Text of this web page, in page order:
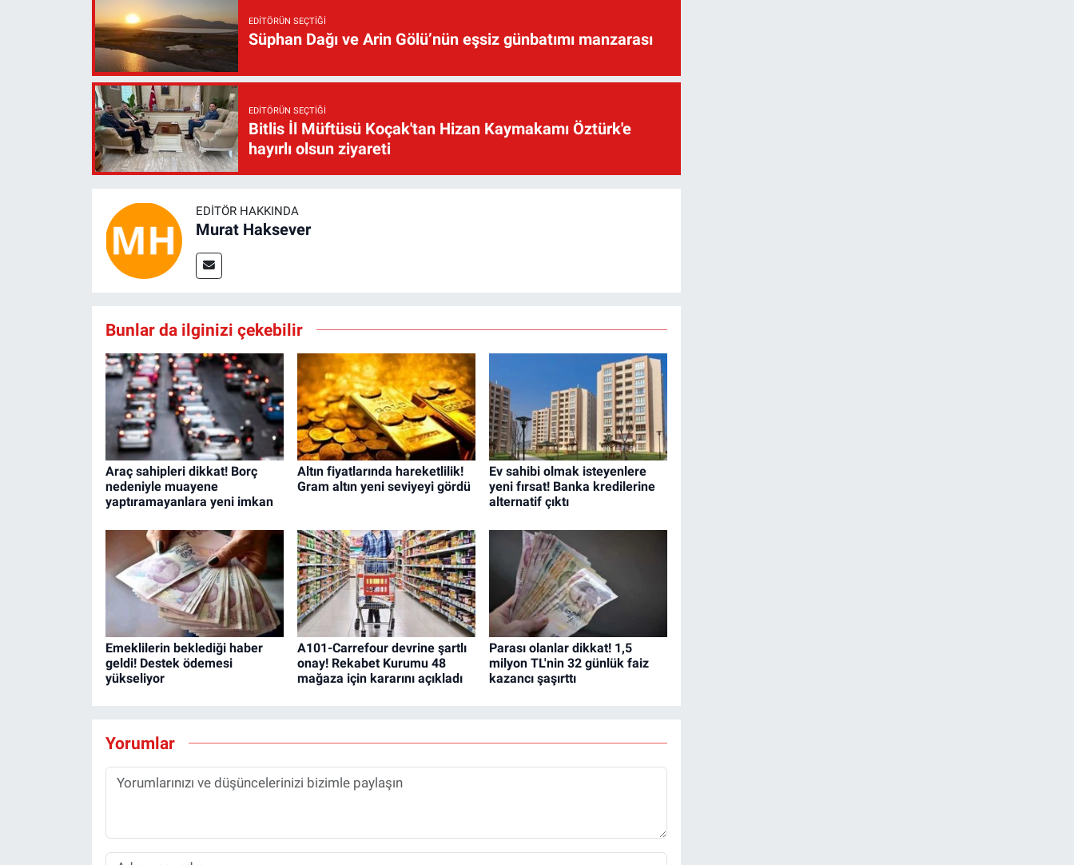
EDITÖRÜN SEÇTIĞI
Süphan Dağı ve Arin Gölü’nün eşsiz günbatımı manzarası
EDITÖRÜN SEÇTIĞI
Bitlis İl Müftüsü Koçak'tan Hizan Kaymakamı Öztürk'e
hayırlı olsun ziyareti
EDITÖR HAKKINDA
Murat Haksever
Bunlar da ilginizi çekebilir
Araç sahipleri dikkat! Borç
nedeniyle muayene
yaptıramayanlara yeni imkan
Altın fiyatlarında hareketlilik!
Gram altın yeni seviyeyi gördü
Ev sahibi olmak isteyenlere
yeni fırsat! Banka kredilerine
alternatif çıktı
Emeklilerin beklediği haber
geldi! Destek ödemesi
yükseliyor
A101-Carrefour devrine şartlı
onay! Rekabet Kurumu 48
mağaza için kararını açıkladı
Parası olanlar dikkat! 1,5
milyon TL'nin 32 günlük faiz
kazancı şaşırttı
Yorumlar